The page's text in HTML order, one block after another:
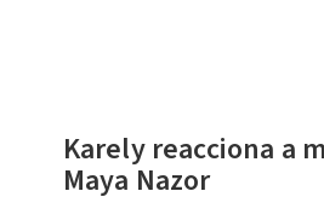
Karely reacciona a
Maya Nazor